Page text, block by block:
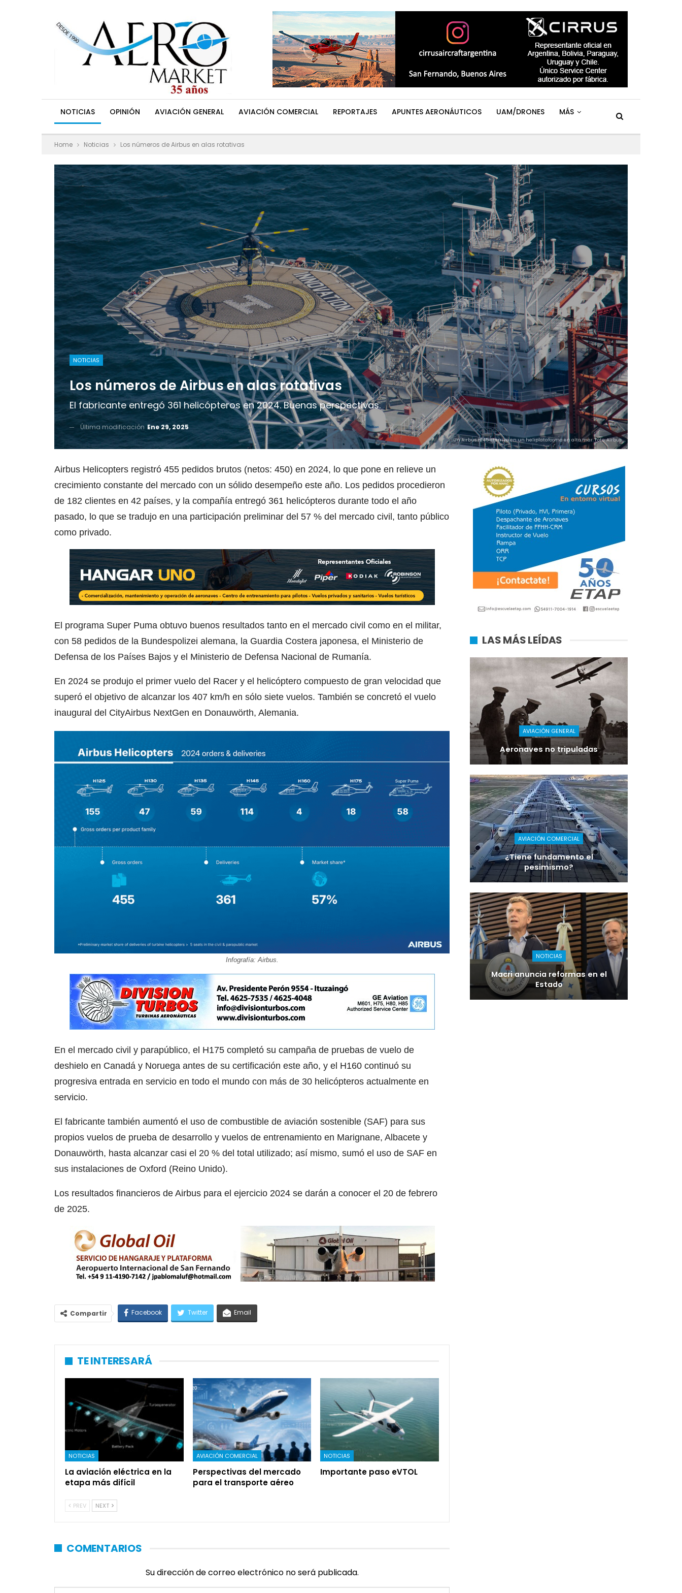
NOTICIAS OPINIÓN AVIACIÓN GENERAL AVIACIÓN COMERCIAL REPORTAJES APUNTES AERONÁUTICOS UAM/DRONES MÁS
Home Noticias Los números de Airbus en alas rotativas
NOTICIAS
Los números de Airbus en alas rotativas
El fabricante entregó 361 helicópteros en 2024. Buenas perspectivas.
Última modificación Ene 29, 2025
Un Airbus H145 aterriza en un heliplataforma en alta mar. Foto: Airbus.
Airbus Helicopters registró 455 pedidos brutos (netos: 450) en 2024, lo que pone en relieve un
crecimiento constante del mercado con un sólido desempeño este año. Los pedidos procedieron
de 182 clientes en 42 países, y la compañía entregó 361 helicópteros durante todo el año
pasado, lo que se tradujo en una participación preliminar del 57 % del mercado civil, tanto público
como privado.
El programa Super Puma obtuvo buenos resultados tanto en el mercado civil como en el militar,
con 58 pedidos de la Bundespolizei alemana, la Guardia Costera japonesa, el Ministerio de
Defensa de los Países Bajos y el Ministerio de Defensa Nacional de Rumanía.
En 2024 se produjo el primer vuelo del Racer y el helicóptero compuesto de gran velocidad que
superó el objetivo de alcanzar los 407 km/h en sólo siete vuelos. También se concretó el vuelo
inaugural del CityAirbus NextGen en Donauwörth, Alemania.
Infografía: Airbus.
En el mercado civil y parapúblico, el H175 completó su campaña de pruebas de vuelo de
deshielo en Canadá y Noruega antes de su certificación este año, y el H160 continuó su
progresiva entrada en servicio en todo el mundo con más de 30 helicópteros actualmente en
servicio.
El fabricante también aumentó el uso de combustible de aviación sostenible (SAF) para sus
propios vuelos de prueba de desarrollo y vuelos de entrenamiento en Marignane, Albacete y
Donauwörth, hasta alcanzar casi el 20 % del total utilizado; así mismo, sumó el uso de SAF en
sus instalaciones de Oxford (Reino Unido).
Los resultados financieros de Airbus para el ejercicio 2024 se darán a conocer el 20 de febrero
de 2025.
Compartir Facebook Twitter Email
TE INTERESARÁ
NOTICIAS
La aviación eléctrica en la
etapa más difícil
AVIACIÓN COMERCIAL
Perspectivas del mercado
para el transporte aéreo
NOTICIAS
Importante paso eVTOL
PREV NEXT
COMENTARIOS
Su dirección de correo electrónico no será publicada.
LAS MÁS LEÍDAS
AVIACIÓN GENERAL
Aeronaves no tripuladas
AVIACIÓN COMERCIAL
¿Tiene fundamento el
pesimismo?
NOTICIAS
Macri anuncia reformas en el
Estado